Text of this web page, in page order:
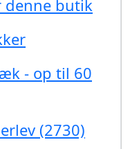
denne butik
- op til 60
(2730)